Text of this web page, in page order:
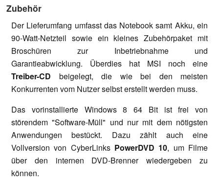
Zubehör
Der Lieferumfang umfasst das Notebook samt Akku, ein
90-Watt-Netzteil sowie ein kleines Zubehörpaket mit
Broschüren zur Inbetriebnahme und
Garantieabwicklung. Überdies hat MSI noch eine
Treiber-CD beigelegt, die wie bei den meisten
Konkurrenten vom Nutzer selbst erstellt werden muss.
Das vorinstallierte Windows 8 64 Bit ist frei von
störendem "Software-Müll" und nur mit dem nötigsten
Anwendungen bestückt. Dazu zählt auch eine
Vollversion von CyberLinks PowerDVD 10, um Filme
über den internen DVD-Brenner wiedergeben zu
können.